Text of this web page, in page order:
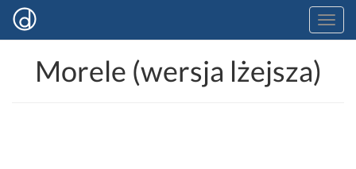
Morele (wersja lżejsza)